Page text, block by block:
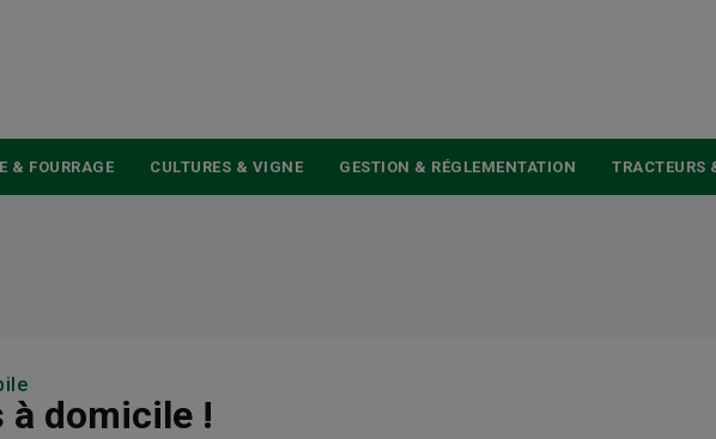
& FOURRAGE CULTURES & VIGNE GESTION & RÉGLEMENTATION TRACTEURS
à domicile !